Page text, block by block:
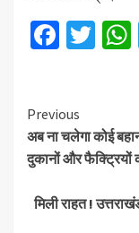
Continue
Reading
Previous
अब ना चलेगा कोई
दुकानों और फैक्ट्रियों
मिली राहत !